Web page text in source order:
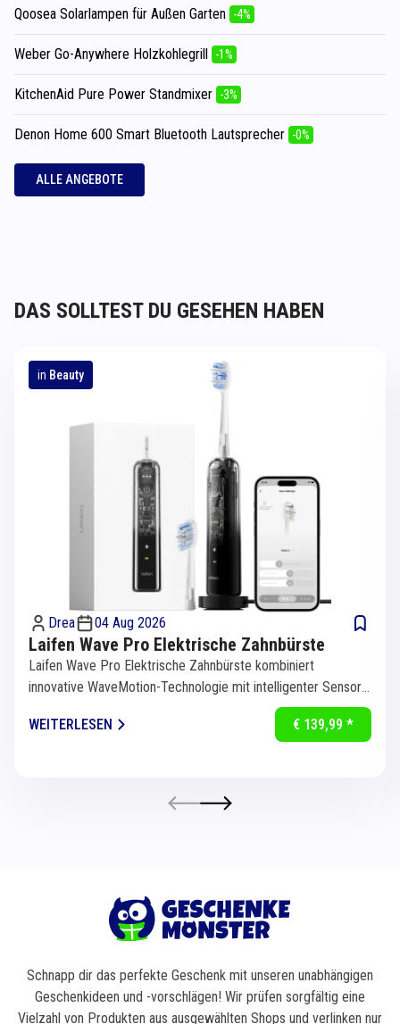
Qoosea Solarlampen für Außen Garten -4%
Weber Go-Anywhere Holzkohlegrill -1%
KitchenAid Pure Power Standmixer -3%
Denon Home 600 Smart Bluetooth Lautsprecher -0%
ALLE ANGEBOTE
DAS SOLLTEST DU GESEHEN HABEN
in Beauty
Drea 04 Aug 2026
Laifen Wave Pro Elektrische Zahnbürste
Laifen Wave Pro Elektrische Zahnbürste kombiniert
innovative WaveMotion-Technologie mit intelligenter Sensorik
WEITERLESEN
€ 139,99 *
Schnapp dir das perfekte Geschenk mit unseren unabhängigen
Geschenkideen und -vorschlägen! Wir prüfen sorgfältig eine
Vielzahl von Produkten aus ausgewählten Shops und verlinken nur